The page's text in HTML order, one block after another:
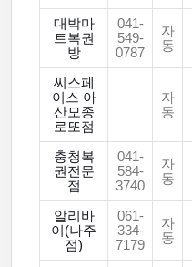
대박마
트복권
방
041-
549-
0787
자
동
씨스페
이스 아
산모종
로또점
자
동
충청복
권전문
점
041-
584-
3740
자
동
알리바
이(나주
점)
061-
334-
7179
자
동